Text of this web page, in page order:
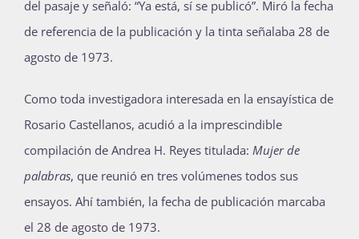
del pasaje y señaló: “Ya está, sí se publicó”. Miró la fecha
de referencia de la publicación y la tinta señalaba 28 de
agosto de 1973.
Como toda investigadora interesada en la ensayística de
Rosario Castellanos, acudió a la imprescindible
compilación de Andrea H. Reyes titulada: Mujer de
palabras, que reunió en tres volúmenes todos sus
ensayos. Ahí también, la fecha de publicación marcaba
el 28 de agosto de 1973.